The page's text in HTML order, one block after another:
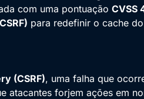
com uma pontuação CVSS
para redefinir o cache
(CSRF), uma falha que
atacantes forjem ações em